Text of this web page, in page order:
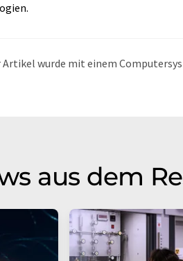
Artikel wurde mit einem
aus dem